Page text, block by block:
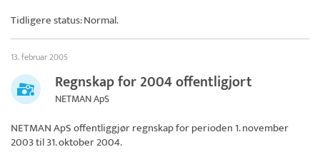
Tidligere status: Normal.
13. februar 2005
Regnskap for 2004 offentligjort
NETMAN ApS
NETMAN ApSoffentliggjør regnskap for perioden 1. november
2003 til 31. oktober 2004.